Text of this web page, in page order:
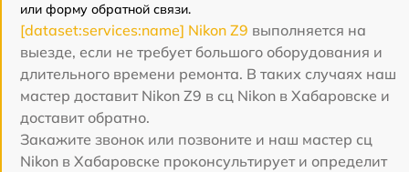
или форму обратной связи.
[dataset:services:name] Nikon Z9 выполняется на
выезде, если не требует большого оборудования и
длительного времени ремонта. В таких случаях наш
мастер доставит Nikon Z9 в сц Nikon в Хабаровске и
доставит обратно.
Закажите звонок или позвоните и наш мастер сц
Nikon в Хабаровске проконсультирует и определит